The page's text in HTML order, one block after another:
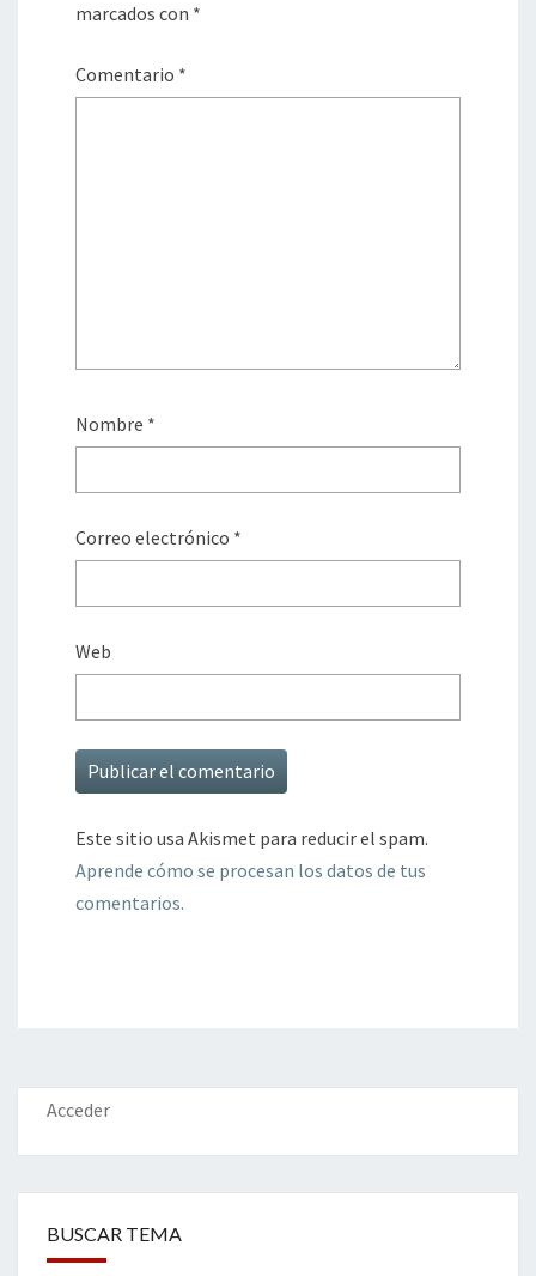
marcados con *
Comentario *
Nombre *
Correo electrónico *
Web
Este sitio usa Akismet para reducir el spam.
Aprende cómo se procesan los datos de tus
comentarios.
Acceder
BUSCAR TEMA